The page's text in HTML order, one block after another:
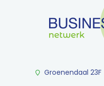
Groenendaal 23F